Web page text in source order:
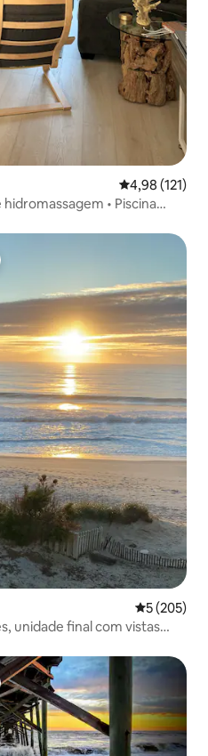
4,98 de uma
4,98 (121)
• Piscina
dos hóspedes
5 de uma
5 (205)
unidade final com vistas
dos hóspedes